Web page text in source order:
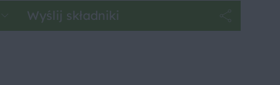
Wyślij składniki